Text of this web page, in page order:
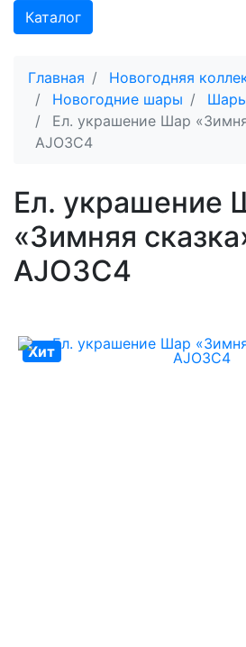
Каталог
Главная
Новогодняя
Новогодние шары
Ел. украшение Шар
AJO3C4
Ел. украшение
«Зимняя
AJO3C4
Хит